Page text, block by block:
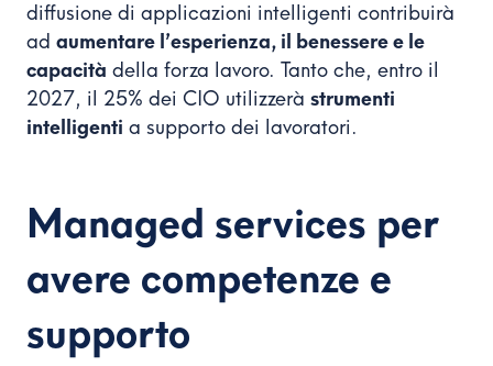
diffusione di applicazioni intelligenti contribuirà
ad aumentare l’esperienza, il benessere e le
capacità della forza lavoro. Tanto che, entro il
2027, il 25% dei CIO utilizzerà strumenti
intelligenti a supporto dei lavoratori.
Managed services per
avere competenze e
supporto